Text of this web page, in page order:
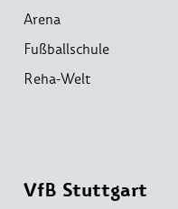
Arena
Fußballschule
Reha-Welt
VfB Stuttgart